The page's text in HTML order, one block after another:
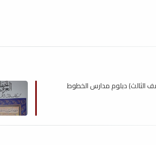
الثالث) دبلوم مدارس الخطوط